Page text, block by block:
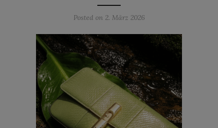
Posted on 2. März 2026